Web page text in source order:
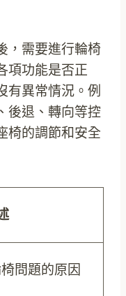
，需要進行輪椅
項功能是否正
有異常情況。例
後退、轉向等控
椅的調節和安全
問題的原因